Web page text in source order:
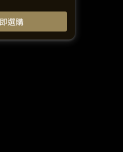
選購